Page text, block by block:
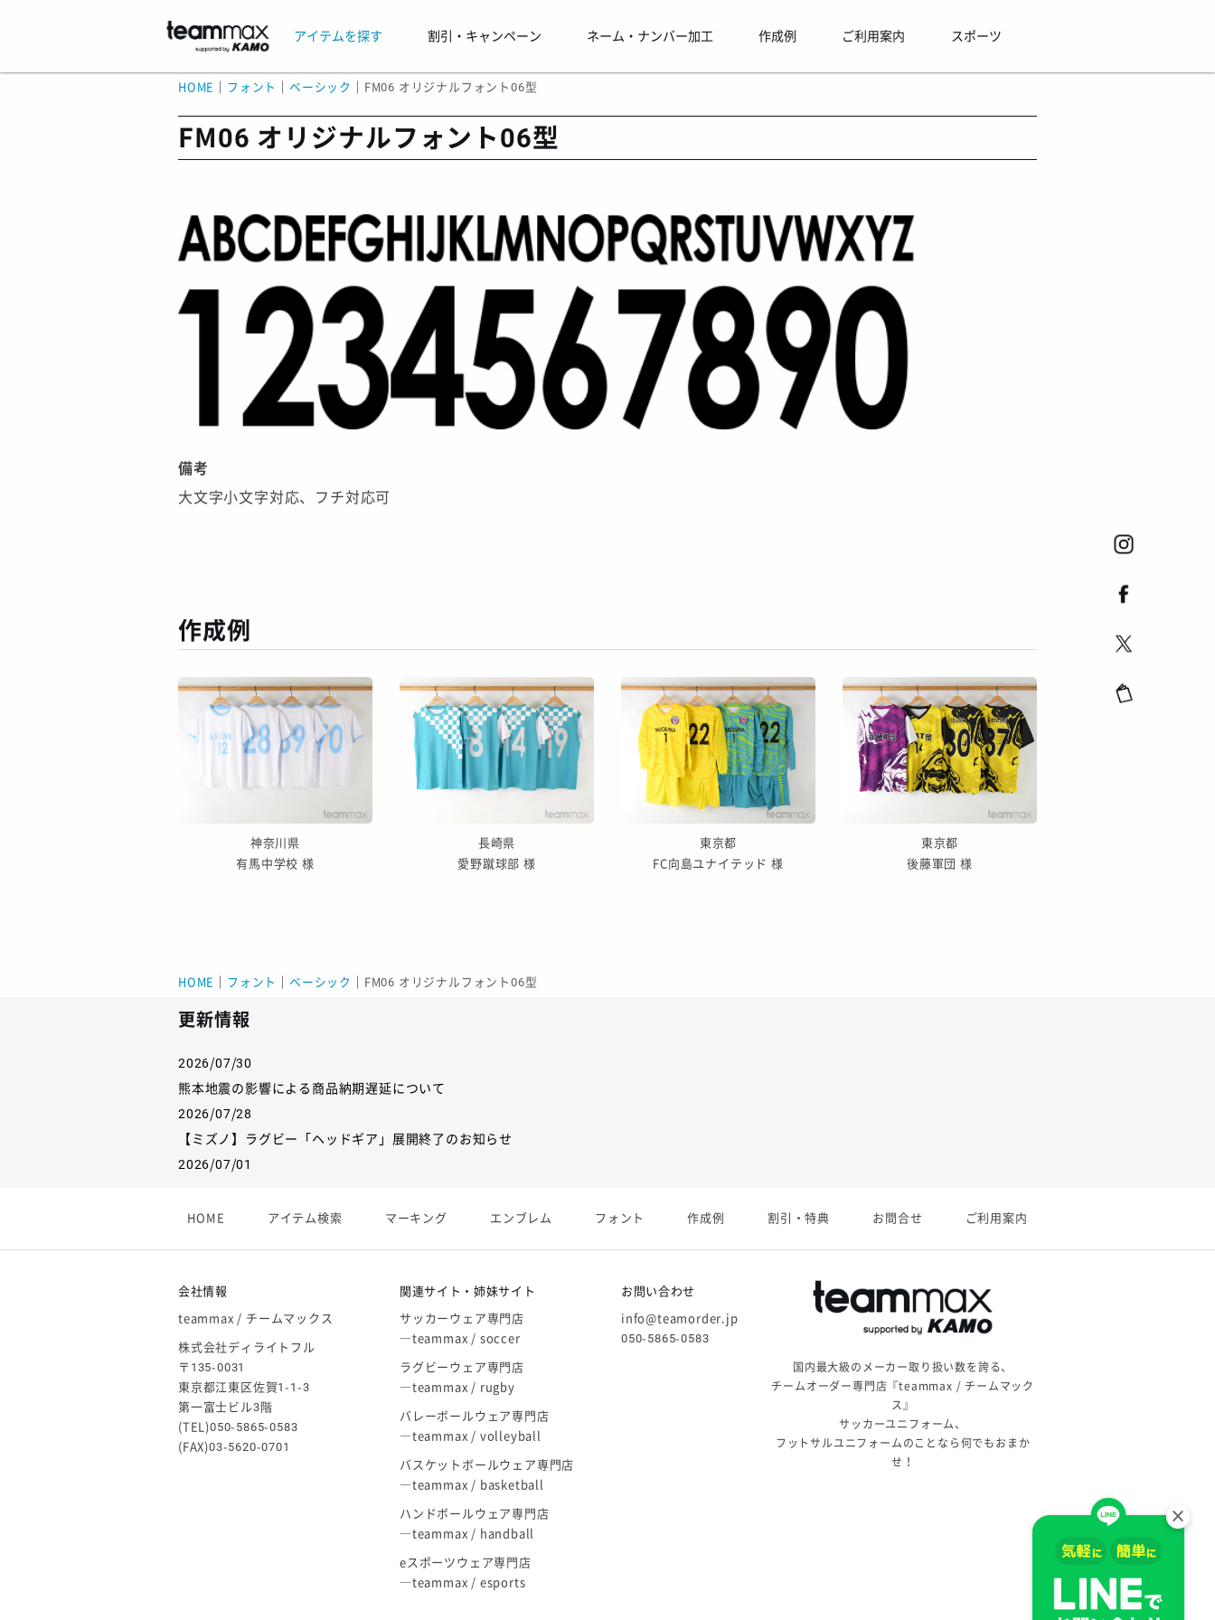
アイテムを探す 割引・キャンペーン ネーム・ナンバー加工 作成例 ご利用案内 スポーツ
HOME フォント ベーシック FM06 オリジナルフォント06型
FM06 オリジナルフォント06型
備考
大文字小文字対応、フチ対応可
作成例
神奈川県
有馬中学校 様
長崎県
愛野蹴球部 様
東京都
FC向島ユナイテッド 様
東京都
後藤軍団 様
HOME フォント ベーシック FM06 オリジナルフォント06型
更新情報
2026/07/30
熊本地震の影響による商品納期遅延について
2026/07/28
【ミズノ】ラグビー「ヘッドギア」展開終了のお知らせ
2026/07/01
2026/06/09
ゴールデンウィーク休業のお知らせ
HOME アイテム検索 マーキング エンブレム フォント 作成例 割引・特典 お問合せ ご利用案内
会社情報
teammax / チームマックス
株式会社ディライトフル
〒135-0031
東京都江東区佐賀1-1-3
第一富士ビル3階
(TEL)050-5865-0583
(FAX)03-5620-0701
関連サイト・姉妹サイト
サッカーウェア専門店
―teammax / soccer
ラグビーウェア専門店
―teammax / rugby
バレーボールウェア専門店
―teammax / volleyball
バスケットボールウェア専門店
―teammax / basketball
ハンドボールウェア専門店
―teammax / handball
eスポーツウェア専門店
―teammax / esports
お問い合わせ
info@teamorder.jp
050-5865-0583
国内最大級のメーカー取り扱い数を誇る、
チームオーダー専門店『teammax / チームマック
ス』
サッカーユニフォーム、
フットサルユニフォームのことなら何でもおまか
せ！
×